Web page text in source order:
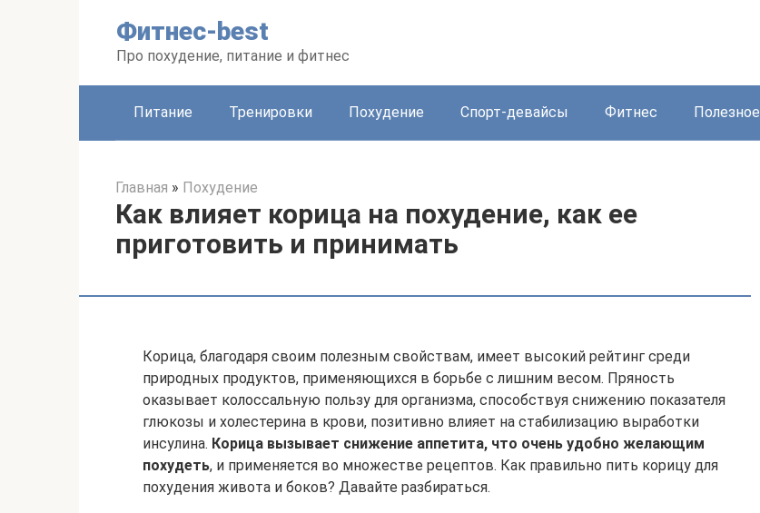
Фитнес-best
Про похудение, питание и фитнес
Питание Тренировки Похудение Спорт-девайсы Фитнес Полезное
Главная » Похудение
Как влияет корица на похудение, как ее
приготовить и принимать
Корица, благодаря своим полезным свойствам, имеет высокий рейтинг среди
природных продуктов, применяющихся в борьбе с лишним весом. Пряность
оказывает колоссальную пользу для организма, способствуя снижению показателя
глюкозы и холестерина в крови, позитивно влияет на стабилизацию выработки
инсулина. Корица вызывает снижение аппетита, что очень удобно желающим
похудеть, и применяется во множестве рецептов. Как правильно пить корицу для
похудения живота и боков? Давайте разбираться.